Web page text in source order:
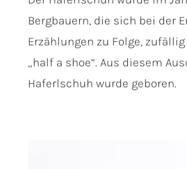
Bergbauern, die sich bei der
Erzählungen zu Folge,
„half a shoe“. Aus diesem
Haferlschuh wurde geboren.